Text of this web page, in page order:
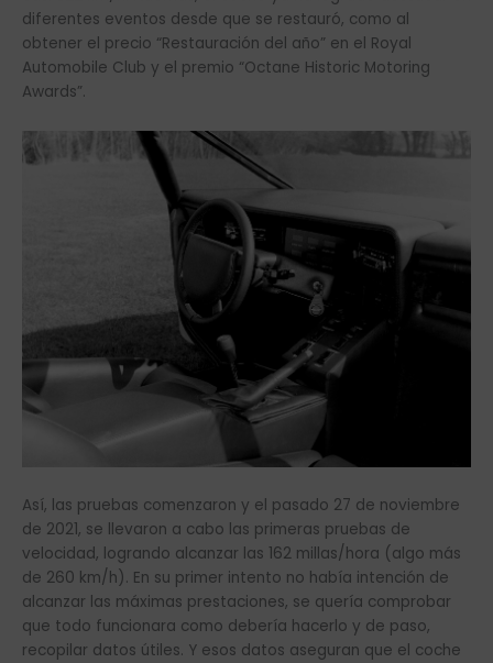
diferentes eventos desde que se restauró, como al
obtener el precio “Restauración del año” en el Royal
Automobile Club y el premio “Octane Historic Motoring
Awards”.
Así, las pruebas comenzaron y el pasado 27 de noviembre
de 2021, se llevaron a cabo las primeras pruebas de
velocidad, logrando alcanzar las 162 millas/hora (algo más
de 260 km/h). En su primer intento no había intención de
alcanzar las máximas prestaciones, se quería comprobar
que todo funcionara como debería hacerlo y de paso,
recopilar datos útiles. Y esos datos aseguran que el coche